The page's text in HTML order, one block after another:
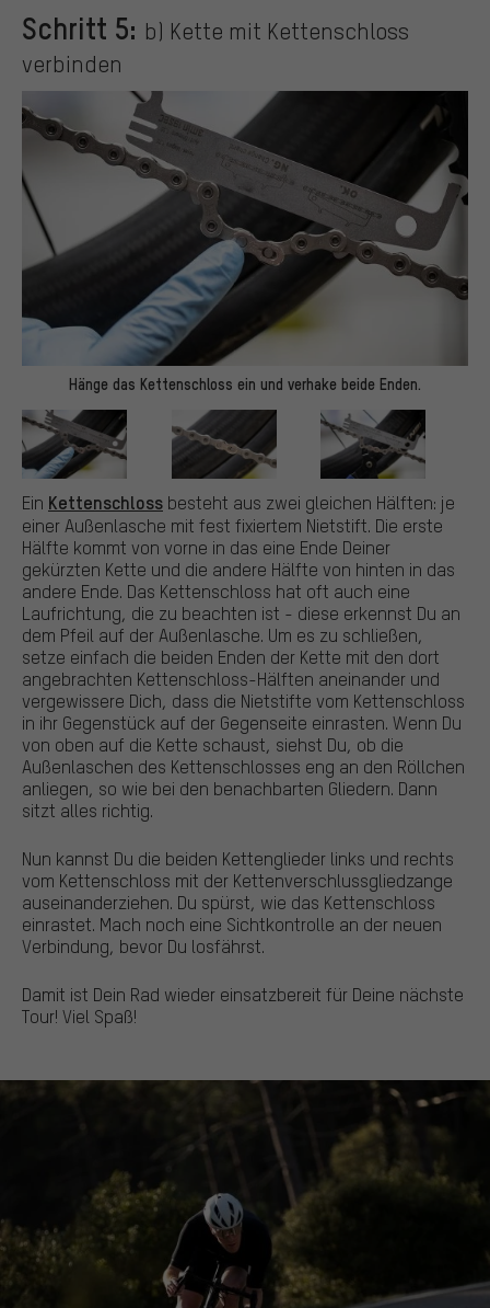
Schritt 5: b) Kette mit Kettenschloss
verbinden
Hänge das Kettenschloss ein und verhake beide Enden.
Ein Kettenschloss besteht aus zwei gleichen Hälften: je
einer Außenlasche mit fest fixiertem Nietstift. Die erste
Hälfte kommt von vorne in das eine Ende Deiner
gekürzten Kette und die andere Hälfte von hinten in das
andere Ende. Das Kettenschloss hat oft auch eine
Laufrichtung, die zu beachten ist - diese erkennst Du an
dem Pfeil auf der Außenlasche. Um es zu schließen,
setze einfach die beiden Enden der Kette mit den dort
angebrachten Kettenschloss-Hälften aneinander und
vergewissere Dich, dass die Nietstifte vom Kettenschloss
in ihr Gegenstück auf der Gegenseite einrasten. Wenn Du
von oben auf die Kette schaust, siehst Du, ob die
Außenlaschen des Kettenschlosses eng an den Röllchen
anliegen, so wie bei den benachbarten Gliedern. Dann
sitzt alles richtig.
Nun kannst Du die beiden Kettenglieder links und rechts
vom Kettenschloss mit der Kettenverschlussgliedzange
auseinanderziehen. Du spürst, wie das Kettenschloss
einrastet. Mach noch eine Sichtkontrolle an der neuen
Verbindung, bevor Du losfährst.
Damit ist Dein Rad wieder einsatzbereit für Deine nächste
Tour! Viel Spaß!